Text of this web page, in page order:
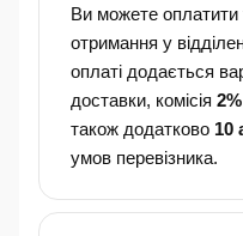
Ви можете оплатити
отримання у
оплаті додається
доставки, комісія 2%
також додатково 10
умов перевізника.